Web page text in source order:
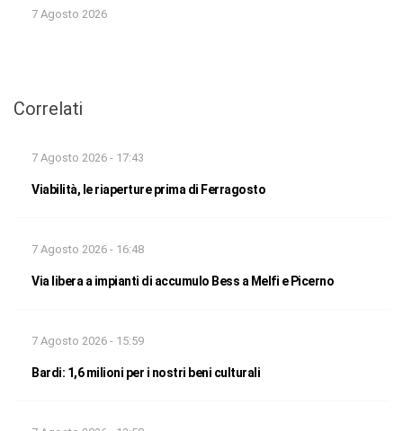
7 Agosto 2026
Correlati
7 Agosto 2026 - 17:43
Viabilità, le riaperture prima di Ferragosto
7 Agosto 2026 - 16:48
Via libera a impianti di accumulo Bess a Melfi e Picerno
7 Agosto 2026 - 15:59
Bardi: 1,6 milioni per i nostri beni culturali